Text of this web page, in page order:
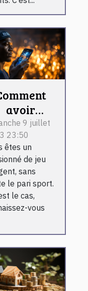
avoir
sur son
?
9 juillet
23:50
êtes un
de jeu
sans
le pari sport.
le cas,
vous